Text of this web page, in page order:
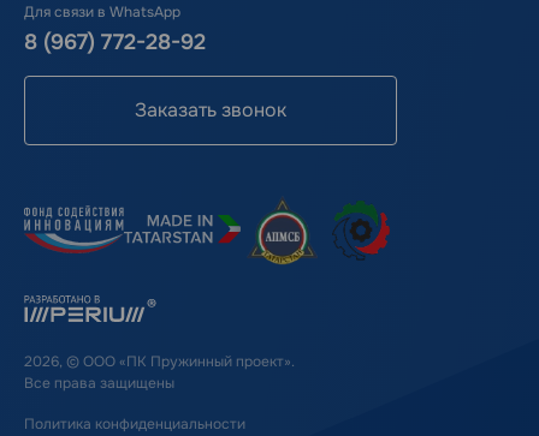
Для связи в WhatsApp
8 (967) 772-28-92
Заказать звонок
2026, © ООО «ПК Пружинный проект».
Все права защищены
Политика конфиденциальности